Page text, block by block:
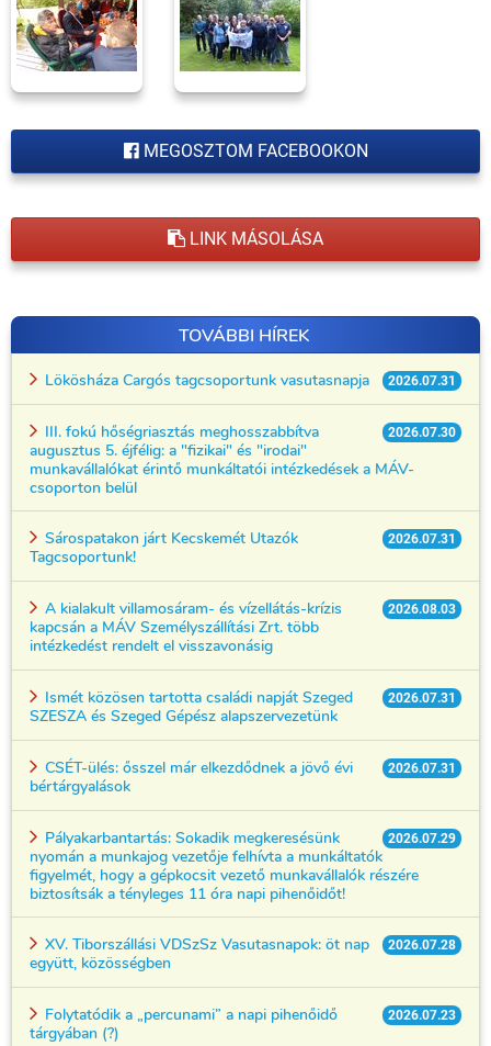
MEGOSZTOM FACEBOOKON
LINK MÁSOLÁSA
TOVÁBBI HÍREK
2026.07.31
Lökösháza Cargós tagcsoportunk vasutasnapja
2026.07.30
III. fokú hőségriasztás meghosszabbítva
augusztus 5. éjfélig: a "fizikai" és "irodai"
munkavállalókat érintő munkáltatói intézkedések a MÁV-
csoporton belül
2026.07.31
Sárospatakon járt Kecskemét Utazók
Tagcsoportunk!
2026.08.03
A kialakult villamosáram- és vízellátás-krízis
kapcsán a MÁV Személyszállítási Zrt. több
intézkedést rendelt el visszavonásig
2026.07.31
Ismét közösen tartotta családi napját Szeged
SZESZA és Szeged Gépész alapszervezetünk
2026.07.31
CSÉT-ülés: ősszel már elkezdődnek a jövő évi
bértárgyalások
2026.07.29
Pályakarbantartás: Sokadik megkeresésünk
nyomán a munkajog vezetője felhívta a munkáltatók
figyelmét, hogy a gépkocsit vezető munkavállalók részére
biztosítsák a tényleges 11 óra napi pihenőidőt!
2026.07.28
XV. Tiborszállási VDSzSz Vasutasnapok: öt nap
együtt, közösségben
2026.07.23
Folytatódik a „percunami” a napi pihenőidő
tárgyában (?)